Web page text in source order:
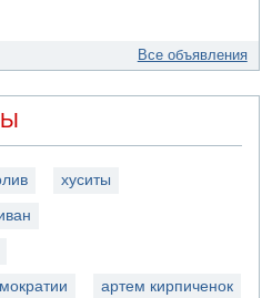
Все объявления
хуситы
артем кирпиченок